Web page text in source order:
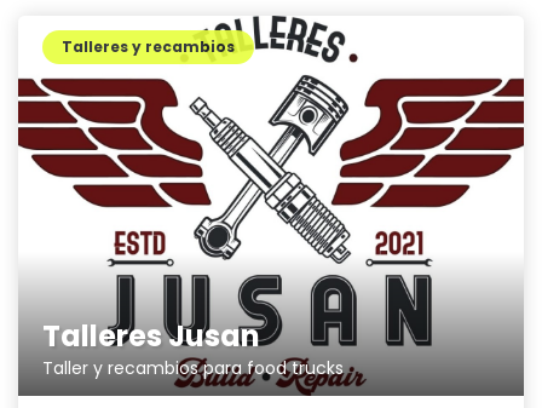
Talleres Jusan
Taller y recambios para food trucks
Talleres y recambios